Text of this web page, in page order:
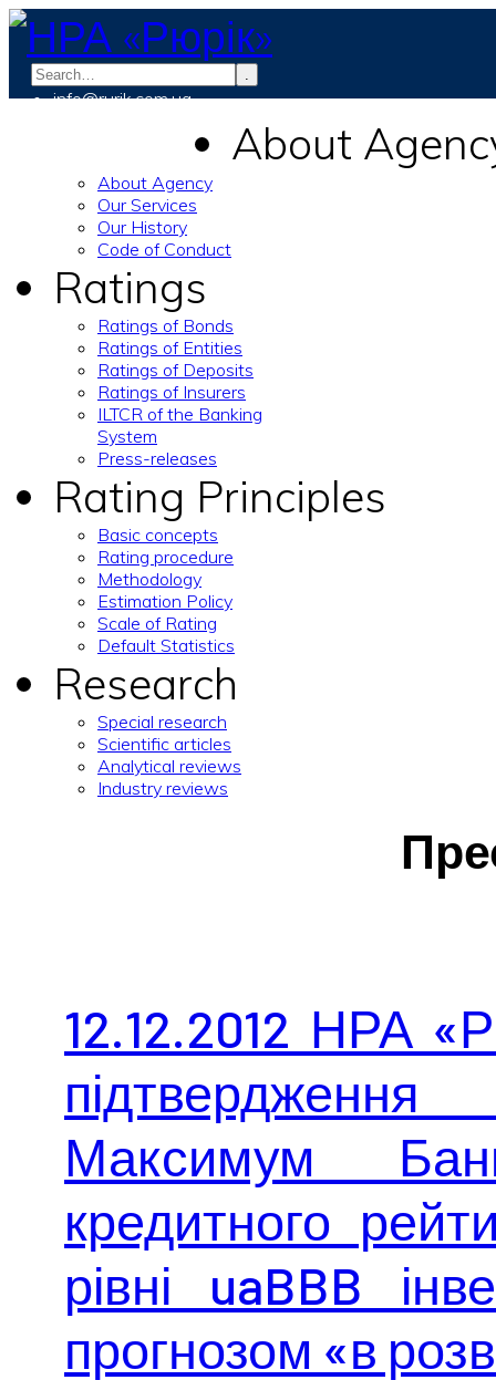
.
info@rurik.com.ua
About
About Agency
Our Services
Our History
Code of Conduct
Ratings
Ratings of Bonds
Ratings of Entities
Ratings of Deposits
Ratings of Insurers
ILTCR of the Banking
System
Press-releases
Rating Principles
Basic concepts
Rating procedure
Methodology
Estimation Policy
Scale of Rating
Default Statistics
Research
Special research
Scientific articles
Analytical reviews
Industry reviews
12.12.2012 НРА
Максимум
кредитного
рівні uaBBB
прогнозом «в